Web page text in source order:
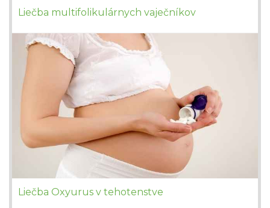
Liečba multifolikulárnych vaječníkov
Liečba Oxyurus v tehotenstve